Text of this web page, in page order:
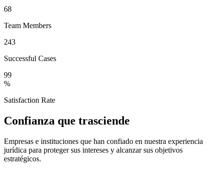
68
Team Members
243
Successful Cases
99
%
Satisfaction Rate
Confianza que trasciende
Empresas e instituciones que han confiado en nuestra experiencia
jurídica para proteger sus intereses y alcanzar sus objetivos
estratégicos.